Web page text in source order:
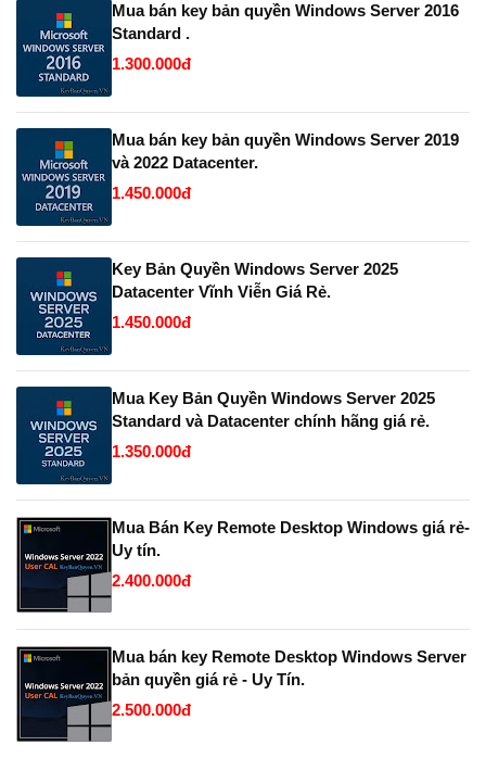
Mua bán key bản quyền Windows Server 2016
Standard .
1.300.000đ
Mua bán key bản quyền Windows Server 2019
và 2022 Datacenter.
1.450.000đ
Key Bản Quyền Windows Server 2025
Datacenter Vĩnh Viễn Giá Rẻ.
1.450.000đ
Mua Key Bản Quyền Windows Server 2025
Standard và Datacenter chính hãng giá rẻ.
1.350.000đ
Mua Bán Key Remote Desktop Windows giá rẻ-
Uy tín.
2.400.000đ
Mua bán key Remote Desktop Windows Server
bản quyền giá rẻ - Uy Tín.
2.500.000đ